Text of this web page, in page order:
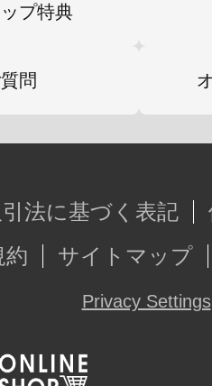
プ特典
問
法に基づく表記
約
サイトマップ
Privacy Settings